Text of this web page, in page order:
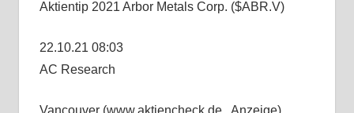
Aktientip 2021 Arbor Metals Corp. ($ABR.V)
22.10.21 08:03
AC Research
Vancouver (www.aktiencheck.de , Anzeige)